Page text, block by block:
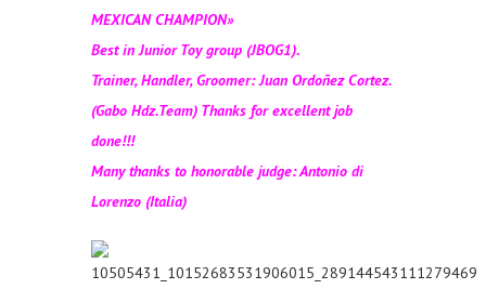
MEXICAN CHAMPION»
Best in Junior Toy group (JBOG1).
Trainer, Handler, Groomer: Juan Ordoñez Cortez.
(Gabo Hdz.Team) Thanks for excellent job
done!!!
Many thanks to honorable judge: Antonio di
Lorenzo (Italia)